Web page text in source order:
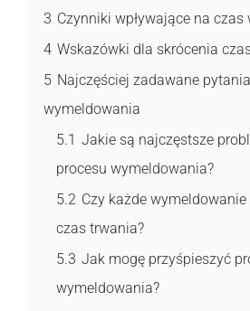
3 Czynniki wpływające na
4 Wskazówki dla skrócenia
5 Najczęściej zadawane
wymeldowania
5.1 Jakie są najczęstsze
procesu wymeldowania?
5.2 Czy każde
czas trwania?
5.3 Jak mogę przyśpieszyć
wymeldowania?